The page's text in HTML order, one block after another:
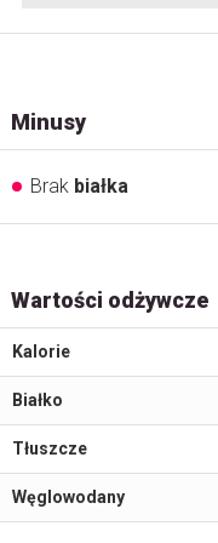
Minusy
Brak białka
Wartości odżywcze
Kalorie
Białko
Tłuszcze
Węglowodany